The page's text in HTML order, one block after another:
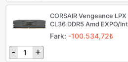
CORSAIR Vengeance
CL36 DDR5 Amd EXPO/
Fark: -100.534,72₺
- +